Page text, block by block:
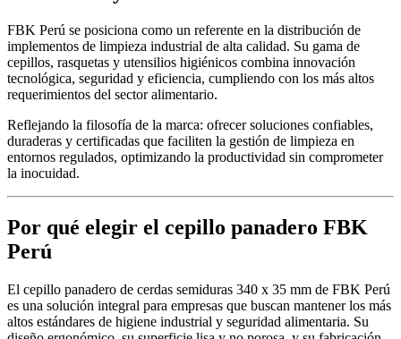
FBK Perú se posiciona como un referente en la distribución de
implementos de limpieza industrial de alta calidad. Su gama de
cepillos, rasquetas y utensilios higiénicos combina innovación
tecnológica, seguridad y eficiencia, cumpliendo con los más altos
requerimientos del sector alimentario.
Reflejando la filosofía de la marca: ofrecer soluciones confiables,
duraderas y certificadas que faciliten la gestión de limpieza en
entornos regulados, optimizando la productividad sin comprometer
la inocuidad.
Por qué elegir el cepillo panadero FBK
Perú
El cepillo panadero de cerdas semiduras 340 x 35 mm de FBK Perú
es una solución integral para empresas que buscan mantener los más
altos estándares de higiene industrial y seguridad alimentaria. Su